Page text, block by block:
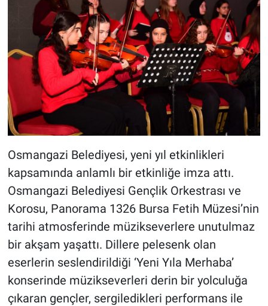
Osmangazi Belediyesi, yeni yıl etkinlikleri
kapsamında anlamlı bir etkinliğe imza attı.
Osmangazi Belediyesi Gençlik Orkestrası ve
Korosu, Panorama 1326 Bursa Fetih Müzesi’nin
tarihi atmosferinde müzikseverlere unutulmaz
bir akşam yaşattı. Dillere pelesenk olan
eserlerin seslendirildiği ‘Yeni Yıla Merhaba’
konserinde müzikseverleri derin bir yolculuğa
çıkaran gençler, sergiledikleri performans ile